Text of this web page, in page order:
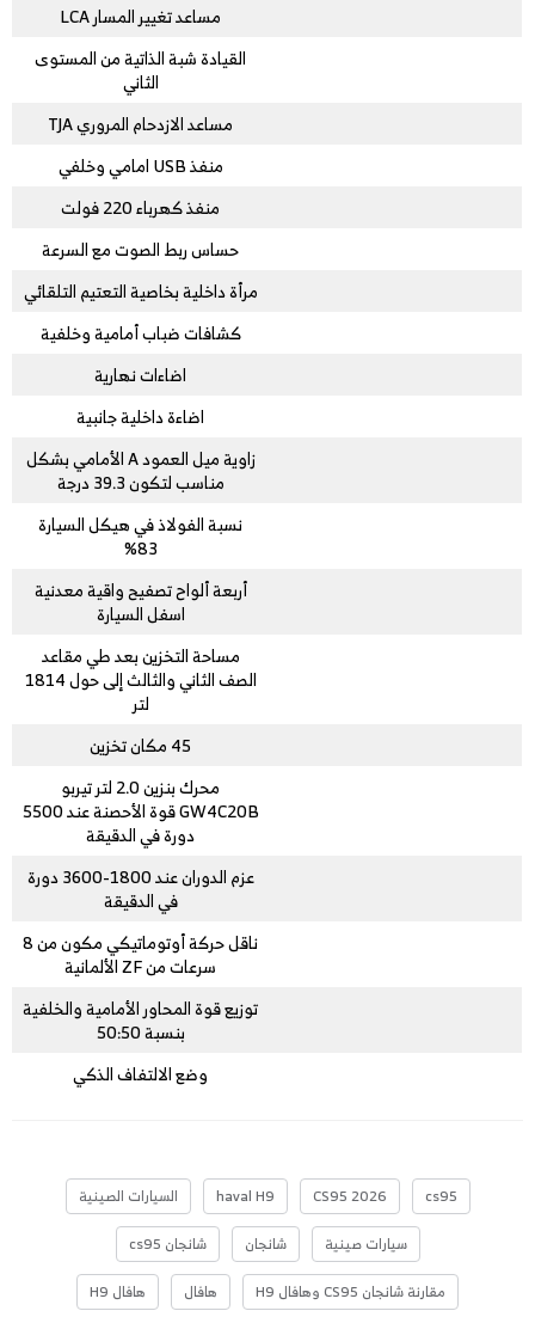
مساعد تغيير المسار LCA
القيادة شبة الذاتية من المستوى
الثاني
مساعد الازدحام المروري TJA
منفذ USB امامي وخلفي
منفذ كهرباء 220 فولت
حساس ربط الصوت مع السرعة
مرأة داخلية بخاصية التعتيم التلقائي
كشافات ضباب أمامية وخلفية
اضاءات نهارية
اضاءة داخلية جانبية
زاوية ميل العمود A الأمامي بشكل
مناسب لتكون 39.3 درجة
نسبة الفولاذ في هيكل السيارة
83%
أربعة ألواح تصفيح واقية معدنية
اسفل السيارة
مساحة التخزين بعد طي مقاعد
الصف الثاني والثالث إلى حول 1814
لتر
45 مكان تخزين
محرك بنزين 2.0 لتر تيربو
GW4C20B قوة الأحصنة عند 5500
دورة في الدقيقة
عزم الدوران عند 1800-3600 دورة
في الدقيقة
ناقل حركة أوتوماتيكي مكون من 8
سرعات من ZF الألمانية
توزيع قوة المحاور الأمامية والخلفية
بنسبة 50:50
وضع الالتفاف الذكي
cs95
CS95 2026
haval H9
السيارات الصينية
سيارات صينية
شانجان
شانجان cs95
مقارنة شانجان CS95 وهافال H9
هافال هافال H9